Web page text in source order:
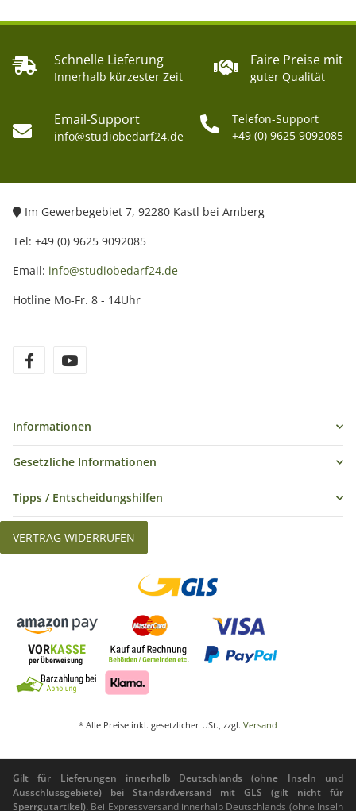
Schnelle Lieferung
Innerhalb kürzester Zeit
Faire Preise mit
guter Qualität
Email-Support
info@studiobedarf24.de
Telefon-Support
+49 (0) 9625 9092085
Im Gewerbegebiet 7, 92280 Kastl bei Amberg
Tel: +49 (0) 9625 9092085
Email: info@studiobedarf24.de
Hotline Mo-Fr. 8 - 14Uhr
Informationen
Gesetzliche Informationen
Tipps / Entscheidungshilfen
VERTRAG WIDERRUFEN
* Alle Preise inkl. gesetzlicher USt., zzgl. Versand
Gilt für Lieferungen innerhalb Deutschlands (ohne Inseln und
Ausschlussgebiete) bei Standardversand mit GLS (gilt nicht für
Sperrgutartikel). Bei Expressversand innerhalb Deutschlands (ohne Inseln